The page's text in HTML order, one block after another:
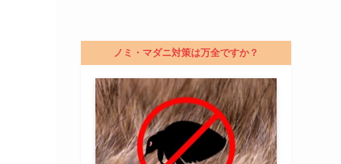
ノミ・マダニ対策は万全ですか？